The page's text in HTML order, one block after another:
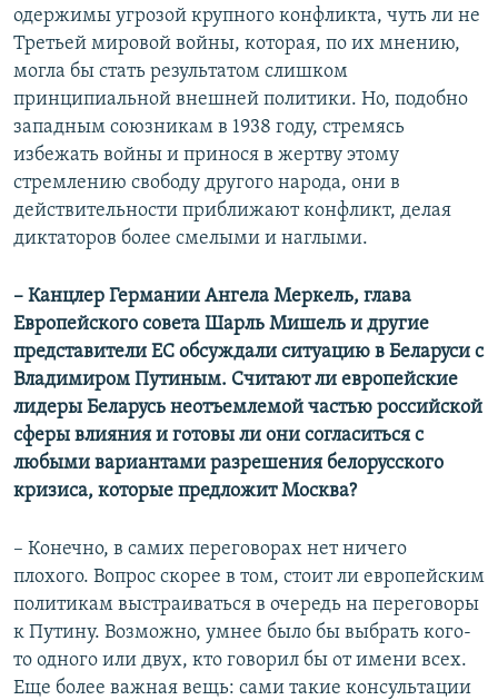
одержимы угрозой крупного конфликта, чуть ли не
Третьей мировой войны, которая, по их мнению,
могла бы стать результатом слишком
принципиальной внешней политики. Но, подобно
западным союзникам в 1938 году, стремясь
избежать войны и принося в жертву этому
стремлению свободу другого народа, они в
действительности приближают конфликт, делая
диктаторов более смелыми и наглыми.
– Канцлер Германии Ангела Меркель, глава
Европейского совета Шарль Мишель и другие
представители ЕС обсуждали ситуацию в Беларуси с
Владимиром Путиным. Считают ли европейские
лидеры Беларусь неотъемлемой частью российской
сферы влияния и готовы ли они согласиться с
любыми вариантами разрешения белорусского
кризиса, которые предложит Москва?
– Конечно, в самих переговорах нет ничего
плохого. Вопрос скорее в том, стоит ли европейским
политикам выстраиваться в очередь на переговоры
к Путину. Возможно, умнее было бы выбрать кого-
то одного или двух, кто говорил бы от имени всех.
Еще более важная вещь: сами такие консультации